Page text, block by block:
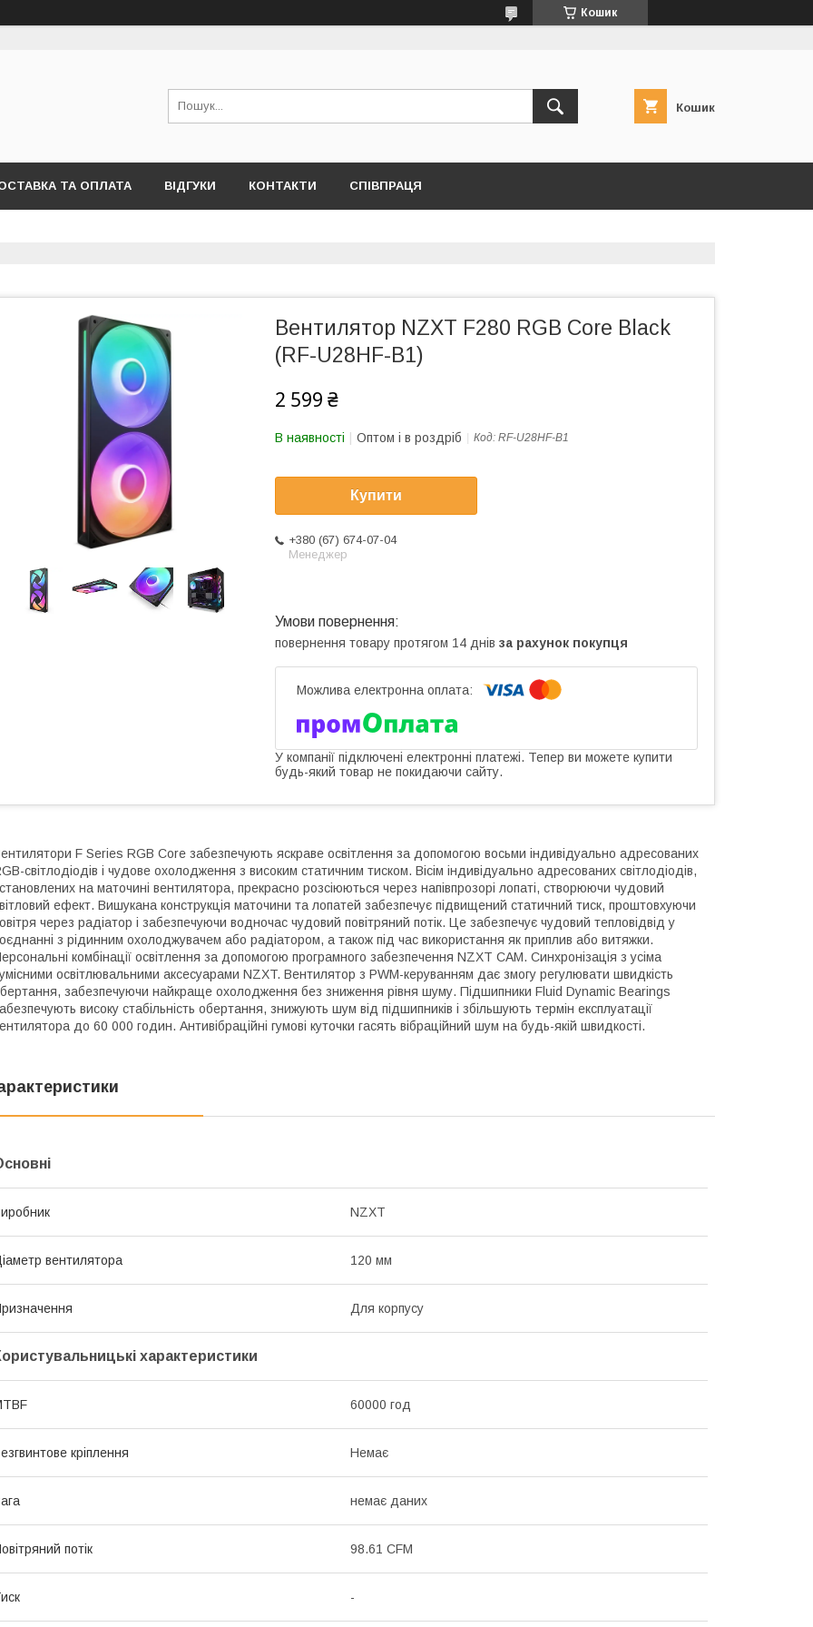
Кошик
Кошик
ТА ОПЛАТА ВІДГУКИ КОНТАКТИ СПІВПРАЦЯ
Вентилятор NZXT F280 RGB Core Black
(RF-U28HF-B1)
2 599 ₴
В наявності Оптом і в роздріб Код: RF-U28HF-B1
Купити
+380 (67) 674-07-04
Менеджер
повернення товару протягом 14 днів за рахунок покупця
У компанії підключені електронні платежі. Тепер ви можете купити
будь-який товар не покидаючи сайту.
F Series RGB Core забезпечують яскраве освітлення за допомогою восьми індивідуально адресованих
світлодіодів і чудове охолодження з високим статичним тиском. Вісім індивідуально адресованих світлодіодів,
на маточині вентилятора, прекрасно розсіюються через напівпрозорі лопаті, створюючи чудовий
ефект. Вишукана конструкція маточини та лопатей забезпечує підвищений статичний тиск, проштовхуючи
через радіатор і забезпечуючи водночас чудовий повітряний потік. Це забезпечує чудовий тепловідвід у
з рідинним охолоджувачем або радіатором, а також під час використання як приплив або витяжки.
комбінації освітлення за допомогою програмного забезпечення NZXT CAM. Синхронізація з усіма
освітлювальними аксесуарами NZXT. Вентилятор з PWM-керуванням дає змогу регулювати швидкість
забезпечуючи найкраще охолодження без зниження рівня шуму. Підшипники Fluid Dynamic Bearings
високу стабільність обертання, знижують шум від підшипників і збільшують термін експлуатації
до 60 000 годин. Антивібраційні гумові куточки гасять вібраційний шум на будь-якій швидкості.
NZXT
вентилятора 120 мм
Для корпусу
характеристики
60000 год
кріплення Немає
немає даних
потік 98.61 CFM
-